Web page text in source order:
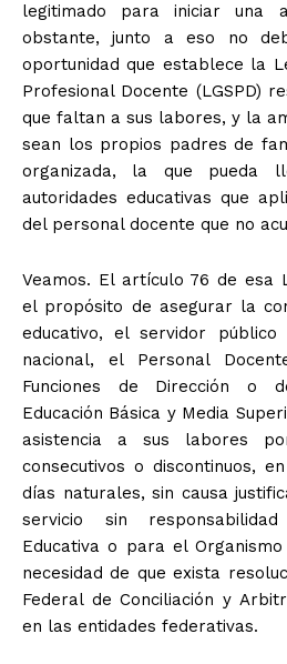
legitimado para iniciar una
obstante, junto a eso no
oportunidad que establece la
Profesional Docente (LGSPD)
que faltan a sus labores, y la
sean los propios padres de
organizada, la que pueda
autoridades educativas que
del personal docente que no
Veamos. El artículo 76 de esa
el propósito de asegurar la
educativo, el servidor público
nacional, el Personal
Funciones de Dirección o
Educación Básica y Media
asistencia a sus labores
consecutivos o discontinuos,
días naturales, sin causa
servicio sin
Educativa o para el
necesidad de que exista
Federal de Conciliación y
en las entidades federativas.